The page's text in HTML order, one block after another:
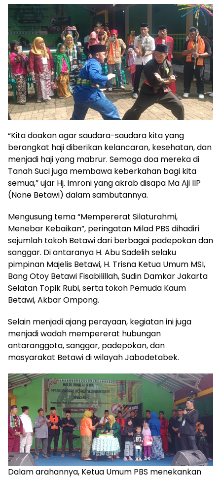
“Kita doakan agar saudara-saudara kita yang
berangkat haji diberikan kelancaran, kesehatan, dan
menjadi haji yang mabrur. Semoga doa mereka di
Tanah Suci juga membawa keberkahan bagi kita
semua,” ujar Hj. Imroni yang akrab disapa Ma Aji IIP
(None Betawi) dalam sambutannya.
Mengusung tema “Mempererat Silaturahmi,
Menebar Kebaikan”, peringatan Milad PBS dihadiri
sejumlah tokoh Betawi dari berbagai padepokan dan
sanggar. Di antaranya H. Abu Sadelih selaku
pimpinan Majelis Betawi, H. Trisna Ketua Umum MSI,
Bang Otoy Betawi Fisabilillah, Sudin Damkar Jakarta
Selatan Topik Rubi, serta tokoh Pemuda Kaum
Betawi, Akbar Ompong.
Selain menjadi ajang perayaan, kegiatan ini juga
menjadi wadah mempererat hubungan
antaranggota, sanggar, padepokan, dan
masyarakat Betawi di wilayah Jabodetabek.
Dalam arahannya, Ketua Umum PBS menekankan